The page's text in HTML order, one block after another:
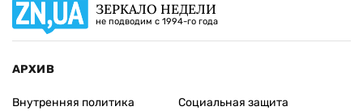
ЗЕРКАЛО НЕДЕЛИ
не подводим с 1994-го года
АРХИВ
Внутренняя политика
Социальная защита